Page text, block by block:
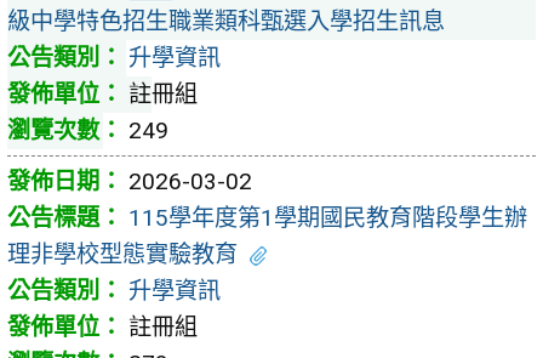
級中學特色招生職業類科甄選入學招生訊息
升學資訊
註冊組
249
2026-03-02
115學年度第1學期國民教育階段學生辦
理非學校型態實驗教育
升學資訊
註冊組